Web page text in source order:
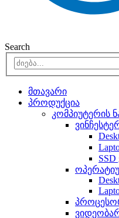
Search
მთავარი
პროდუქცია
კომპიუტერის